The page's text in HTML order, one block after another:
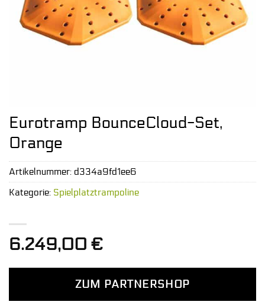
Eurotramp BounceCloud-Set,
Orange
6.249,00 €
ZUM PARTNERSHOP
Artikelnummer: d334a9fd1ee6
Kategorie: Spielplatztrampoline